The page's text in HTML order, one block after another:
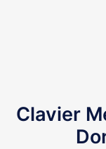
Clavier